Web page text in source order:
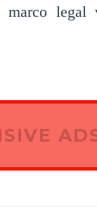
legal